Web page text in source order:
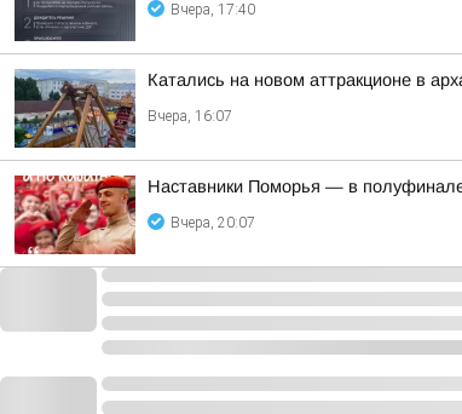
Вчера, 17:40
Катались на новом аттракционе в
Вчера, 16:07
Наставники Поморья — в полуфинале
Вчера, 20:07